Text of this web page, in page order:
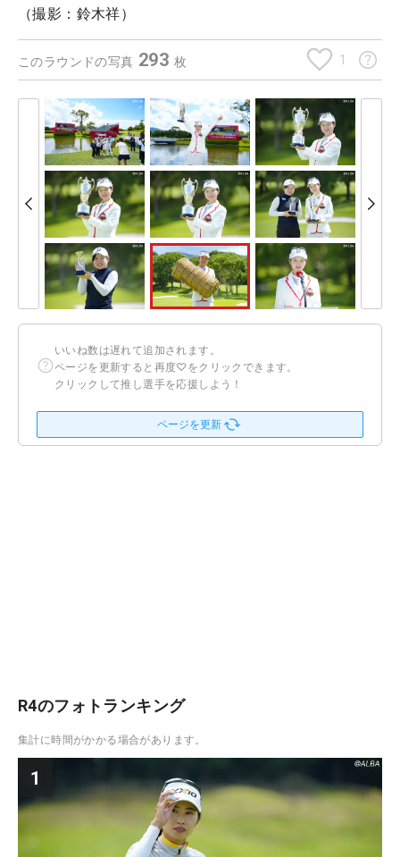
（撮影：鈴木祥）
このラウンドの写真 293 枚 1
いいね数は遅れて追加されます。
ページを更新すると再度♡をクリックできます。
クリックして推し選手を応援しよう！
ページを更新
R4のフォトランキング
集計に時間がかかる場合があります。
1